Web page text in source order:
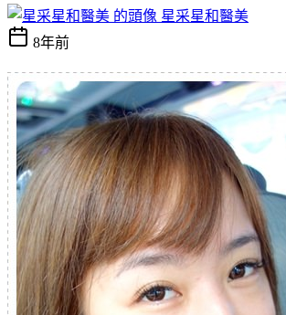
星采星和醫美
8年前